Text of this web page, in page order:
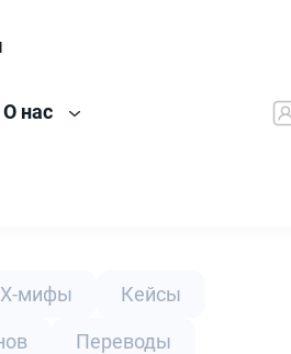
О нас
мифы Кейсы
Переводы